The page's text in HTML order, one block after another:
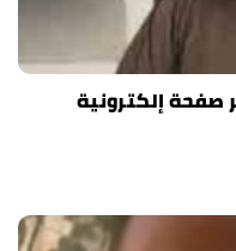
صفحة إلكترونية